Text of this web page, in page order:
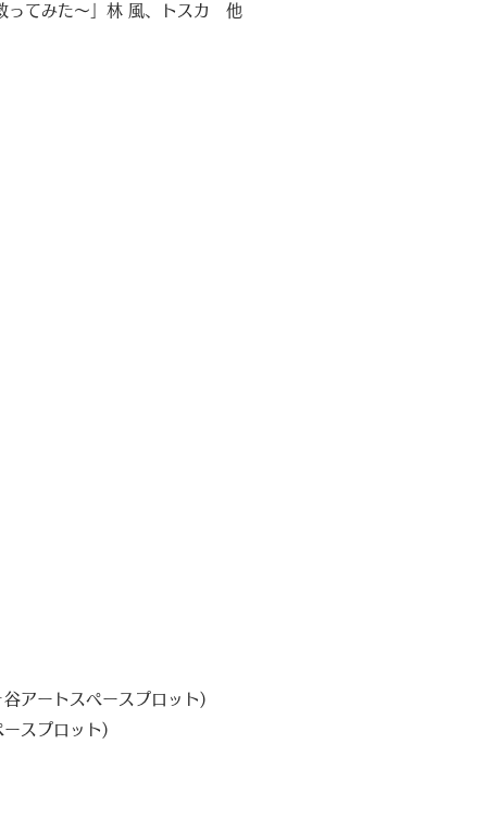
ってみた～」林 風、トスカ 他
谷アートスペースプロット)
スプロット)